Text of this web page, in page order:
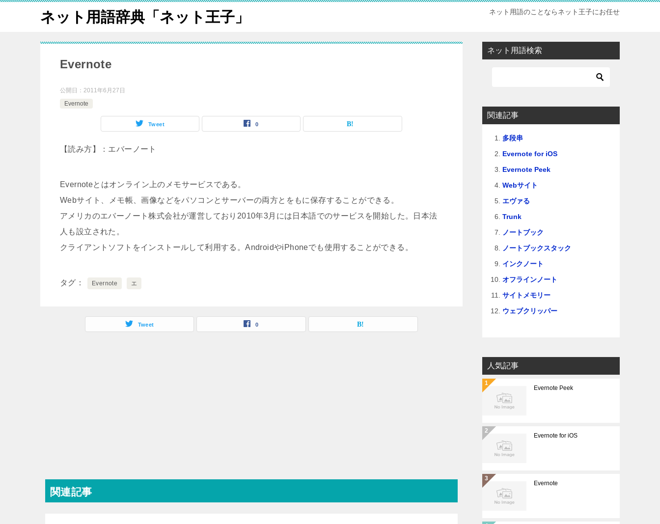
ネット用語辞典「ネット王子」 ネット用語のことならネット王子にお任せ
Evernote
公開日： 2011年6月27日
Evernote
Tweet 0
【読み方】：エバーノート
Evernoteとはオンライン上のメモサービスである。
Webサイト、メモ帳、画像などをパソコンとサーバーの両方とをもに保存することができる。
アメリカのエバーノート株式会社が運営しており2010年3月には日本語でのサービスを開始した。日本法
人も設立された。
クライアントソフトをインストールして利用する。AndroidやiPhoneでも使用することができる。
タグ Evernote エ
Tweet 0
関連記事
ネット用語検索
関連記事
多段串
Evernote for iOS
Evernote Peek
Webサイト
エヴァる
Trunk
ノートブック
ノートブックスタック
インクノート
オフラインノート
サイトメモリー
ウェブクリッパー
人気記事
Evernote Peek
Evernote for iOS
Evernote